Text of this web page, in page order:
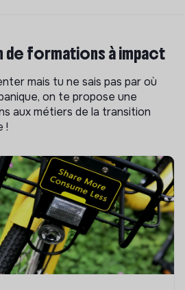
formations à impact
mais tu ne sais pas par où
on te propose une
aux métiers de la transition
!